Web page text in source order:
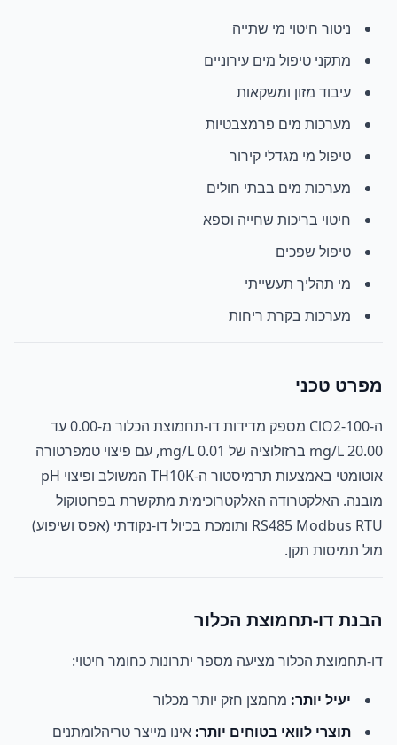
ניטור חיטוי מי שתייה
מתקני טיפול מים עירוניים
עיבוד מזון ומשקאות
מערכות מים פרמצבטיות
טיפול מי מגדלי קירור
מערכות מים בבתי חולים
חיטוי בריכות שחייה וספא
טיפול שפכים
מי תהליך תעשייתי
מערכות בקרת ריחות
מפרט טכני
ה-ClO2-100 מספק מדידות דו-תחמוצת הכלור מ-0.00 עד
20.00 mg/L ברזולוציה של 0.01 mg/L, עם פיצוי טמפרטורה
אוטומטי באמצעות תרמיסטור ה-TH10K המשולב ופיצוי pH
מובנה. האלקטרודה האלקטרוכימית מתקשרת בפרוטוקול
RS485 Modbus RTU ותומכת בכיול דו-נקודתי (אפס ושיפוע)
מול תמיסות תקן.
הבנת דו-תחמוצת הכלור
דו-תחמוצת הכלור מציעה מספר יתרונות כחומר חיטוי:
יעיל יותר: מחמצן חזק יותר מכלור
תוצרי לוואי בטוחים יותר: אינו מייצר טריהלומתנים